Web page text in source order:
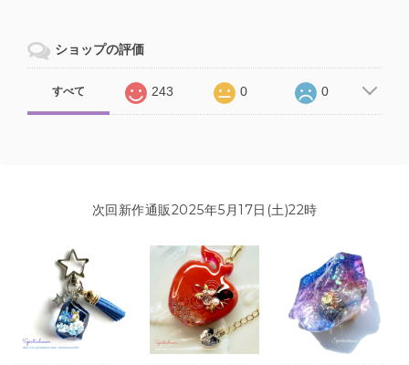
ショップの評価
すべて 243 0 0
次回新作通販2025年5月17日(土)22時